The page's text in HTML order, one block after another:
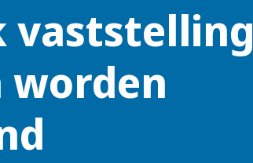
vaststelling
worden